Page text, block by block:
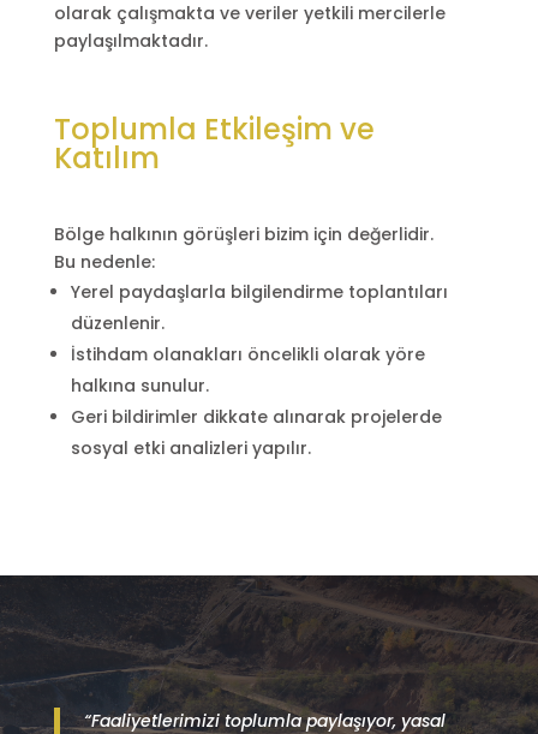
olarak çalışmakta ve veriler yetkili mercilerle
paylaşılmaktadır.
Toplumla Etkileşim ve
Katılım
Bölge halkının görüşleri bizim için değerlidir.
Bu nedenle:
Yerel paydaşlarla bilgilendirme toplantıları
düzenlenir.
İstihdam olanakları öncelikli olarak yöre
halkına sunulur.
Geri bildirimler dikkate alınarak projelerde
sosyal etki analizleri yapılır.
“Faaliyetlerimizi toplumla paylaşıyor, yasal